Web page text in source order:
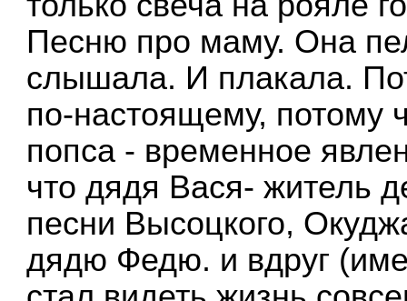
Песню про маму. Она
слышала. И плакала.
по-настоящему, потому
попса - временное
что дядя Вася- житель
песни Высоцкого,
дядю Федю. и вдруг